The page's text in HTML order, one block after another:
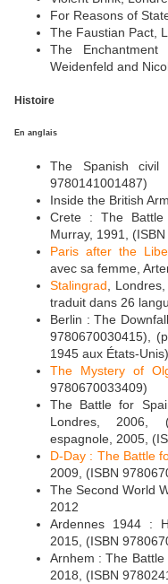
For Reasons of
The Faustian Pact,
The
Weidenfeld and
Histoire
En anglais
The Spanish civil
9780141001487)
Inside the British
Crete : The Battle
Murray, 1991,
Paris after the
avec sa femme,
Stalingrad,
traduit dans 26
Berlin : The
9780670030415),
1945 aux États-Unis)
The Mystery of
9780670033409)
The Battle for
Londres, 2006,
espagnole, 2005,
D-Day : The Battle
2009, (ISBN
The Second World
2012
Ardennes 1944 :
2015, (ISBN
Arnhem : The
2018, (ISBN